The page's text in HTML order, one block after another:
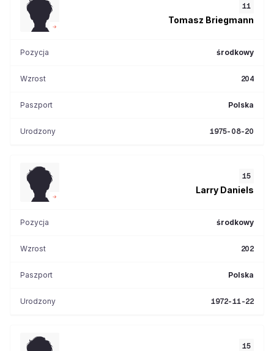
11
Tomasz Briegmann
Pozycja środkowy
Wzrost 204
Paszport Polska
Urodzony 1975-08-20
15
Larry Daniels
Pozycja środkowy
Wzrost 202
Paszport Polska
Urodzony 1972-11-22
15